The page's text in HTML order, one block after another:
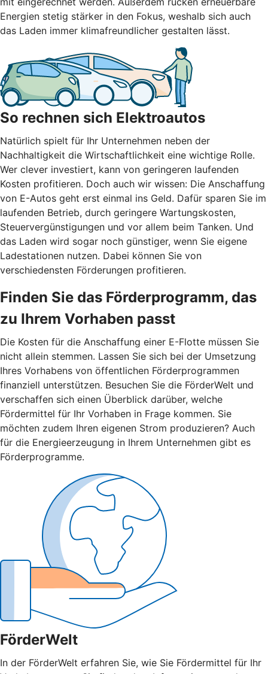
Energien stetig stärker in den Fokus, weshalb sich auch
das Laden immer klimafreundlicher gestalten lässt.
So rechnen sich Elektroautos
Natürlich spielt für Ihr Unternehmen neben der
Nachhaltigkeit die Wirtschaftlichkeit eine wichtige Rolle.
Wer clever investiert, kann von geringeren laufenden
Kosten profitieren. Doch auch wir wissen: Die Anschaffung
von E-Autos geht erst einmal ins Geld. Dafür sparen Sie im
laufenden Betrieb, durch geringere Wartungskosten,
Steuervergünstigungen und vor allem beim Tanken. Und
das Laden wird sogar noch günstiger, wenn Sie eigene
Ladestationen nutzen. Dabei können Sie von
verschiedensten Förderungen profitieren.
Finden Sie das Förderprogramm, das
zu Ihrem Vorhaben passt
Die Kosten für die Anschaffung einer E-Flotte müssen Sie
nicht allein stemmen. Lassen Sie sich bei der Umsetzung
Ihres Vorhabens von öffentlichen Förderprogrammen
finanziell unterstützen. Besuchen Sie die FörderWelt und
verschaffen sich einen Überblick darüber, welche
Fördermittel für Ihr Vorhaben in Frage kommen. Sie
möchten zudem Ihren eigenen Strom produzieren? Auch
für die Energieerzeugung in Ihrem Unternehmen gibt es
Förderprogramme.
FörderWelt
In der FörderWelt erfahren Sie, wie Sie Fördermittel für Ihr